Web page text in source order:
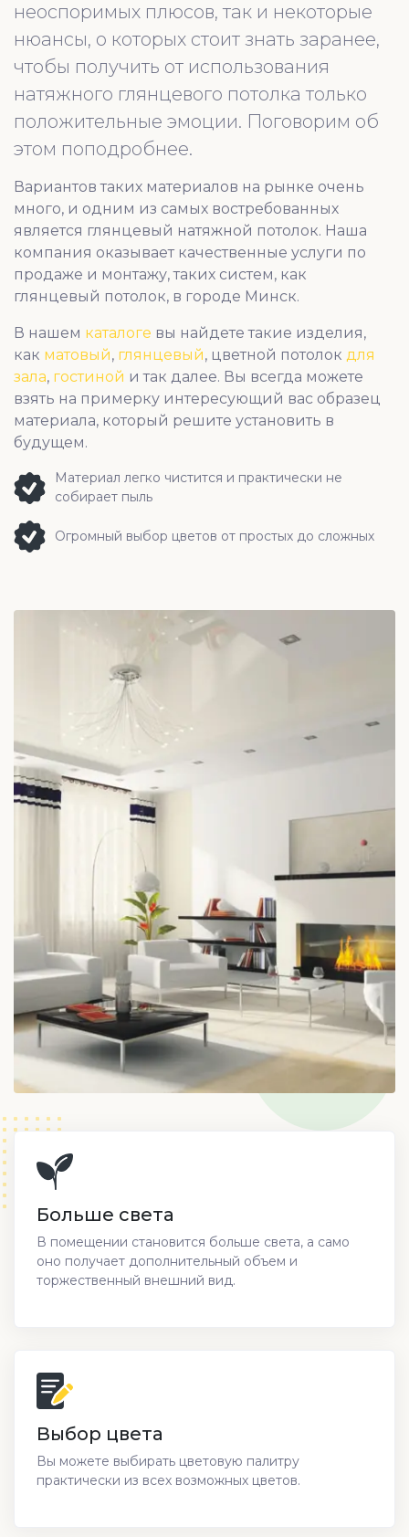
неоспоримых плюсов, так и некоторые
нюансы, о которых стоит знать заранее,
чтобы получить от использования
натяжного глянцевого потолка только
положительные эмоции. Поговорим об
этом поподробнее.
Вариантов таких материалов на рынке очень
много, и одним из самых востребованных
является глянцевый натяжной потолок. Наша
компания оказывает качественные услуги по
продаже и монтажу, таких систем, как
глянцевый потолок, в городе Минск.
В нашем каталоге вы найдете такие изделия,
как матовый, глянцевый, цветной потолок для
зала, гостиной и так далее. Вы всегда можете
взять на примерку интересующий вас образец
материала, который решите установить в
будущем.
Материал легко чистится и практически не
собирает пыль
Огромный выбор цветов от простых до сложных
Больше света
В помещении становится больше света, а само
оно получает дополнительный объем и
торжественный внешний вид.
Выбор цвета
Вы можете выбирать цветовую палитру
практически из всех возможных цветов.